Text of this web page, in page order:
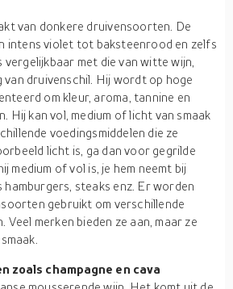
van donkere druivensoorten. De
intens violet tot baksteenrood en zelfs
met die van witte wijn,
van druivenschil. Hij wordt op hoge
om kleur, aroma, tannine en
Hij kan vol, medium of licht van smaak
voedingsmiddelen die ze
licht is, ga dan voor gegrilde
medium of vol is, je hem neemt bij
steaks enz. Er worden
gebruikt om verschillende
Veel merken bieden ze aan, maar ze
zoals champagne en cava